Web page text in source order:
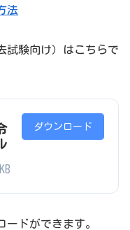
法
試験向け）はこちらで
ダウンロード
ドができます。